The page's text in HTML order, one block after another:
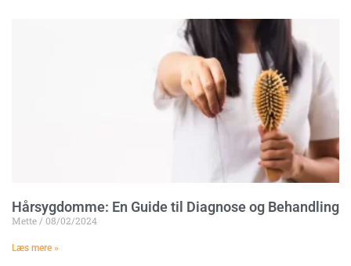
Hårsygdomme: En Guide til Diagnose og Behandling
Mette 08/02/2024
Læs mere »